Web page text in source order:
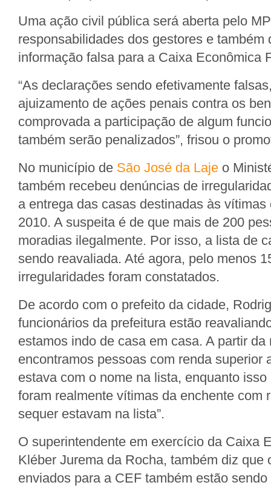
Uma ação civil pública será aberta pelo
responsabilidades dos gestores e também
informação falsa para a Caixa Econômica
“As declarações sendo efetivamente
ajuizamento de ações penais contra os
comprovada a participação de algum
também serão penalizados”, frisou o
No município de São José da Laje o
também recebeu denúncias de
a entrega das casas destinadas às vítimas
2010. A suspeita é de que mais de 200
moradias ilegalmente. Por isso, a lista de
sendo reavaliada. Até agora, pelo menos
irregularidades foram constatados.
De acordo com o prefeito da cidade,
funcionários da prefeitura estão
estamos indo de casa em casa. A partir
encontramos pessoas com renda superior
estava com o nome na lista, enquanto
foram realmente vítimas da enchente com
sequer estavam na lista”.
O superintendente em exercício da Caixa
Kléber Jurema da Rocha, também diz que
enviados para a CEF também estão